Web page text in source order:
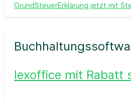
GrundSteuerErklärung jetzt mit
lexoffice mit Rabatt